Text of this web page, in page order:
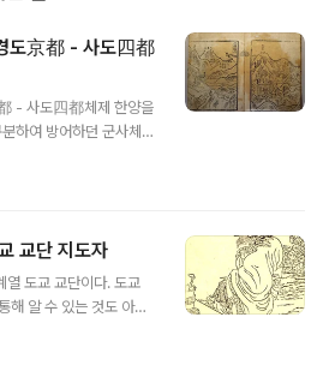
도京都 - 사도四都
- 사도四都체제 한양을
하여 방어하던 군사체제
경비를 위한 훈련도감을
에 침략하였고, 그 결과
만 했습니다. 그 이후 조
수도방위가 더욱 중요
방위 군대를 각각 어영청
교단 지도자
열 도교 교단이다. 도교
해 알 수 있는 것도 아니
라는 사실이 명명백백하